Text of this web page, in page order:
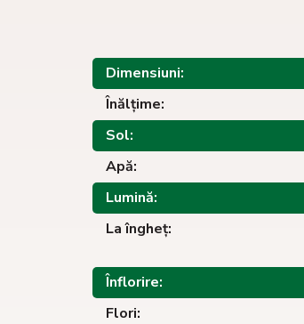
Dimensiuni:
Înălţime:
Sol:
Apă:
Lumină:
La îngheţ:
Înflorire:
Flori: